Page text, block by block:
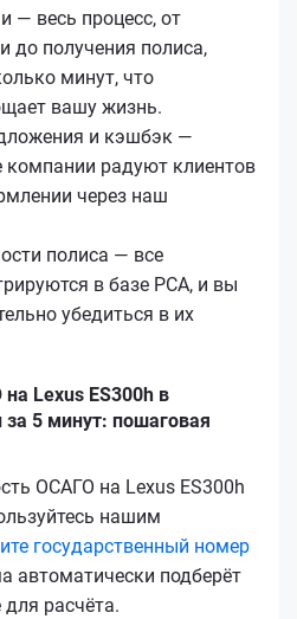
— весь процесс, от
до получения полиса,
минут, что
вашу жизнь.
и кэшбэк —
компании радуют клиентов
через наш
полиса — все
в базе РСА, и вы
убедиться в их
Lexus ES300h в
за 5 минут: пошаговая
ОСАГО на Lexus ES300h
нашим
государственный номер
автоматически подберёт
расчёта.